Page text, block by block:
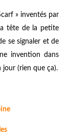
» inventés par
tête de la petite
se signaler et de
invention dans
jour (rien que ça).